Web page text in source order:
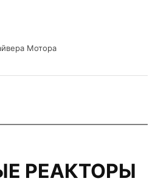
Мотора
РЕАКТОРЫ